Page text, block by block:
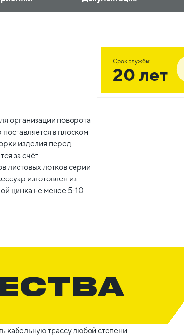
организации поворота
в плоском
изделия перед
за счёт
листовых лотков серии
изготовлен из
цинка не менее 5-10
Срок службы:
20 лет
кабельную трассу любой степени